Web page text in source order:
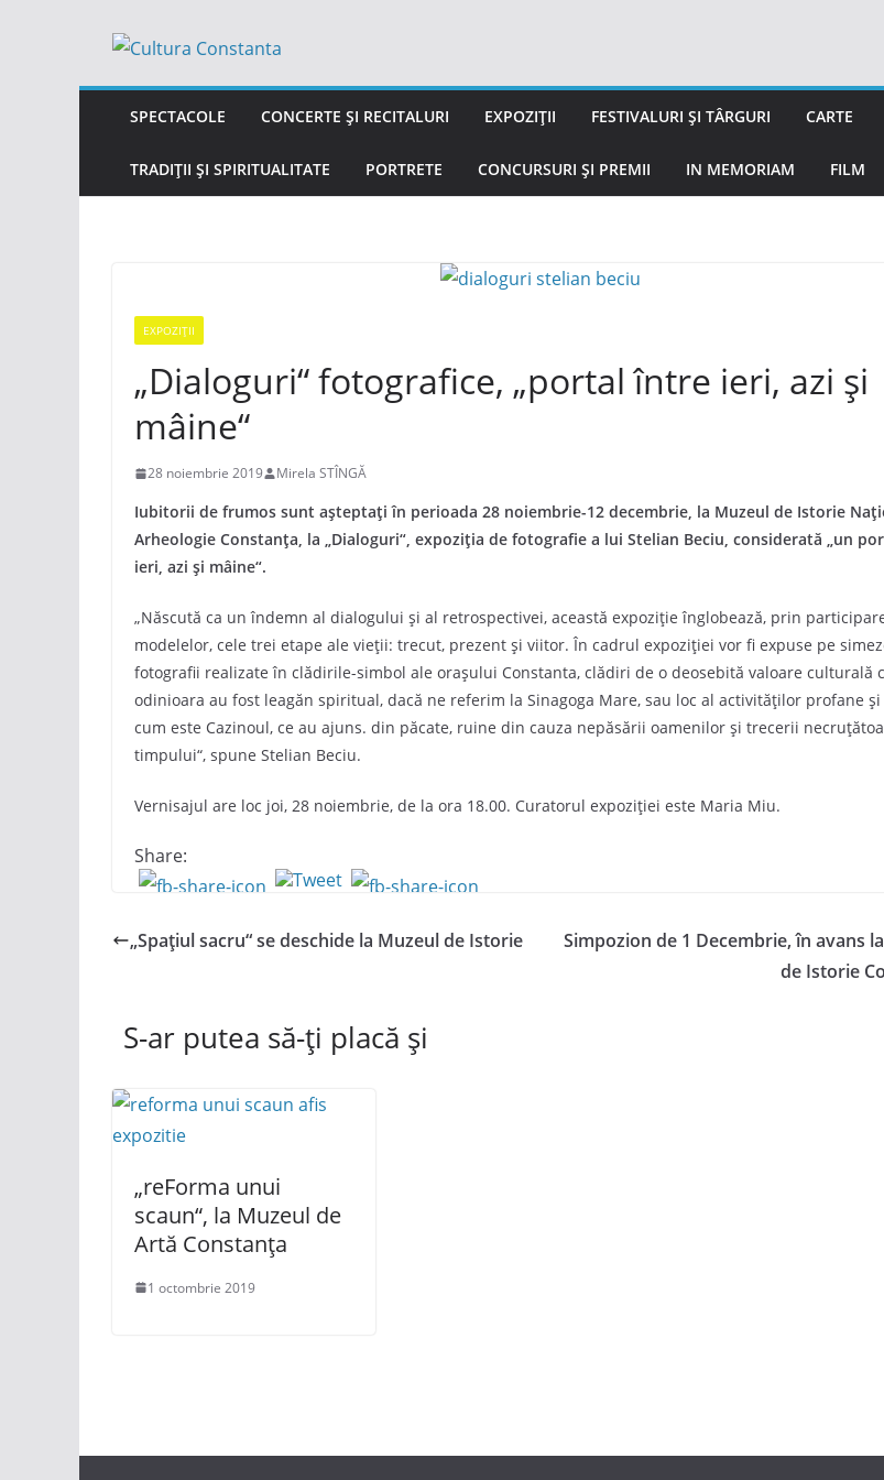
conținut
SPECTACOLE CONCERTE ȘI RECITALURI EXPOZIȚII FESTIVALURI ȘI TÂRGURI CARTE
TRADIȚII ȘI SPIRITUALITATE PORTRETE CONCURSURI ȘI PREMII IN MEMORIAM FILM
EXPOZIȚII
„Dialoguri“ fotografice, „portal între ieri, azi și
mâine“
28 noiembrie 2019 Mirela STÎNGĂ
Iubitorii de frumos sunt așteptați în perioada 28 noiembrie-12 decembrie, la Muzeul de Istorie
Arheologie Constanța, la „Dialoguri“, expoziția de fotografie a lui Stelian Beciu, considerată „un
ieri, azi și mâine“.
„Născută ca un îndemn al dialogului și al retrospectivei, această expoziție înglobează, prin
modelelor, cele trei etape ale vieții: trecut, prezent și viitor. În cadrul expoziției vor fi expuse pe
fotografii realizate în clădirile-simbol ale orașului Constanta, clădiri de o deosebită valoare culturală
odinioara au fost leagăn spiritual, dacă ne referim la Sinagoga Mare, sau loc al activităților profane
cum este Cazinoul, ce au ajuns. din păcate, ruine din cauza nepăsării oamenilor și trecerii
timpului“, spune Stelian Beciu.
Vernisajul are loc joi, 28 noiembrie, de la ora 18.00. Curatorul expoziției este Maria Miu.
Share:
„Spațiul sacru“ se deschide la Muzeul de Istorie
Simpozion de 1 Decembrie, în avans
de Istorie
S-ar putea să-ți placă și
„reForma unui
scaun“, la Muzeul de
Artă Constanța
1 octombrie 2019